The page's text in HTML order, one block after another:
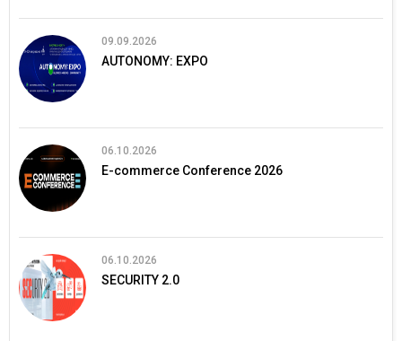
09.09.2026
AUTONOMY: EXPO
06.10.2026
E-commerce Conference 2026
06.10.2026
SECURITY 2.0